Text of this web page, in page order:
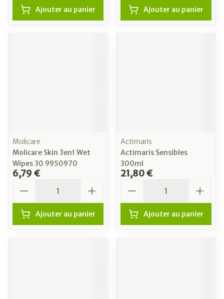
Ajouter au panier Ajouter au panier
Molicare
Molicare Skin 3en1 Wet
Wipes 30 9950970
6,79 €
Ajouter au panier
Actimaris
Actimaris Sensibles
300ml
21,80 €
Ajouter au panier